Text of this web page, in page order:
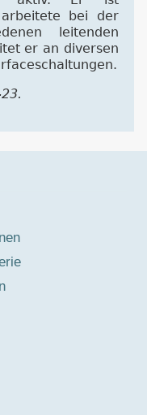
bei der
leitenden
er an diversen